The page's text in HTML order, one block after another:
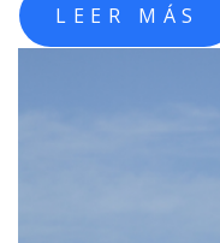
LEER MÁS